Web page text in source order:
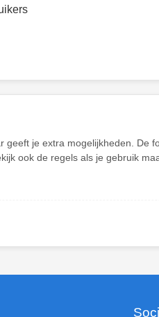
je extra mogelijkheden. De
ook de regels als je gebruik